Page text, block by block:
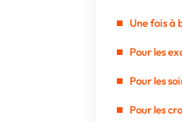
Une fois à
Pour les
Pour les
Pour les